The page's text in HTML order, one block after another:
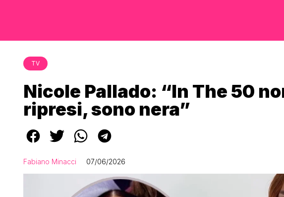
TV
Nicole Pallado: “In The 50
ripresi, sono nera”
Fabiano Minacci 07/06/2026